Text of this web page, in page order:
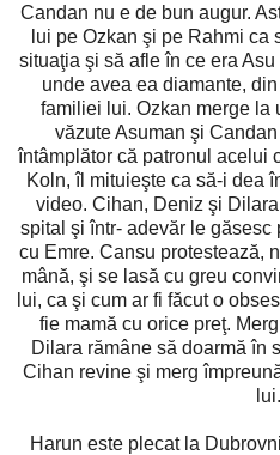
Candan nu e de bun augur.
lui pe Ozkan şi pe Rahmi
situaţia şi să afle în ce era
unde avea ea diamante,
familiei lui. Ozkan merge la
văzute Asuman şi
întâmplător că patronul acelui
Koln, îl mituieşte ca să-i dea
video. Cihan, Deniz şi
spital şi într- adevăr le găsesc
cu Emre. Cansu protestează,
mână, şi se lasă cu greu
lui, ca şi cum ar fi făcut o
fie mamă cu orice preţ.
Dilara rămâne să doarmă în
Cihan revine şi merg
lui.
Harun este plecat la